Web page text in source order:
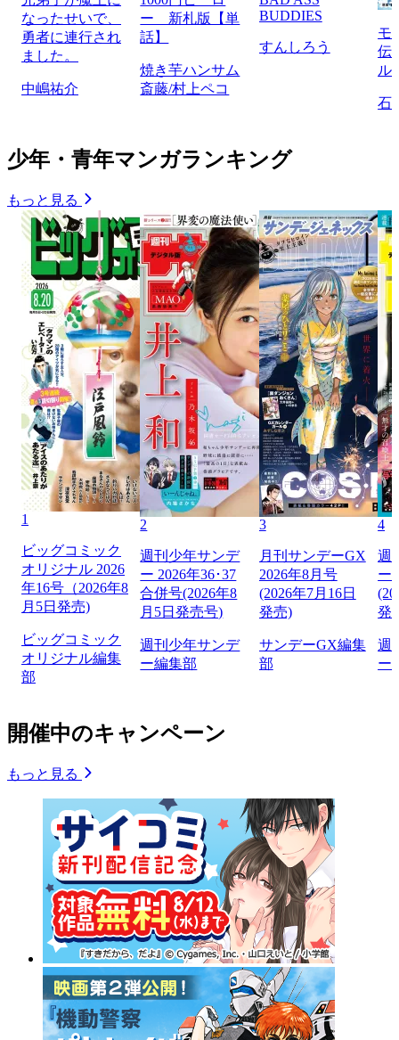
なったせいで、
勇者に連行され
ました。
中嶋祐介
ー 新札版【単
話】
焼き芋ハンサム
斎藤/村上ペコ
BUDDIES
すんしろう
モ
伝
ル
石
少年・青年マンガランキング
もっと見る
1
ビッグコミック
オリジナル 2026
年16号（2026年8
月5日発売)
ビッグコミック
オリジナル編集
部
2
週刊少年サンデ
ー 2026年36･37
合併号(2026年8
月5日発売号)
週刊少年サンデ
ー編集部
3
月刊サンデーGX
2026年8月号
(2026年7月16日
発売)
サンデーGX編集
部
4
週
ー
発
週
ー
開催中のキャンペーン
もっと見る